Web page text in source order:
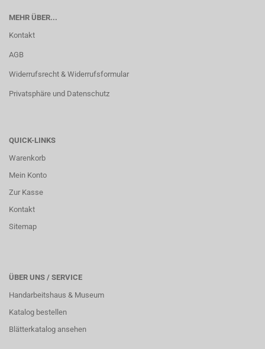
MEHR ÜBER...
Kontakt
AGB
Widerrufsrecht & Widerrufsformular
Privatsphäre und Datenschutz
QUICK-LINKS
Warenkorb
Mein Konto
Zur Kasse
Kontakt
Sitemap
ÜBER UNS / SERVICE
Handarbeitshaus & Museum
Katalog bestellen
Blätterkatalog ansehen